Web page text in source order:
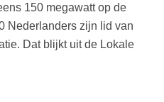
150 megawatt op de
Nederlanders zijn lid van
Dat blijkt uit de Lokale